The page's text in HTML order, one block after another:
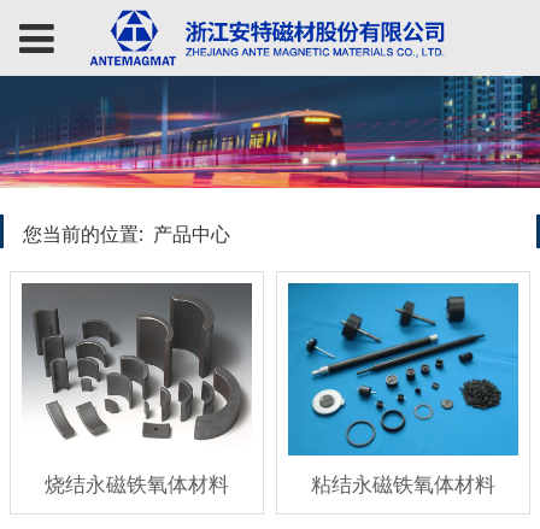
您当前的位置: 产品中心
烧结永磁铁氧体材料 粘结永磁铁氧体材料